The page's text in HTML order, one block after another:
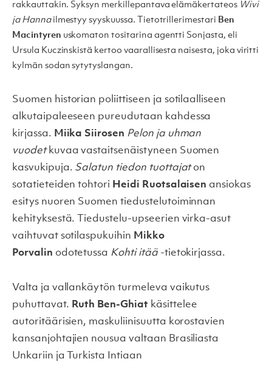
rakkauttakin. Syksyn merkillepantava elämäkertateos Wivi
ja Hanna ilmestyy syyskuussa. Tietotrillerimestari Ben
Macintyren uskomaton tositarina agentti Sonjasta, eli
Ursula Kuczinskistä kertoo vaarallisesta naisesta, joka viritti
kylmän sodan sytytyslangan.
Suomen historian poliittiseen ja sotilaalliseen
alkutaipaleeseen pureudutaan kahdessa
kirjassa. Miika Siirosen Pelon ja uhman
vuodet kuvaa vastaitsenäistyneen Suomen
kasvukipuja. Salatun tiedon tuottajat on
sotatieteiden tohtori Heidi Ruotsalaisen ansiokas
esitys nuoren Suomen tiedustelutoiminnan
kehityksestä. Tiedustelu-upseerien virka-asut
vaihtuvat sotilaspukuihin Mikko
Porvalin odotetussa Kohti itää -tietokirjassa.
Valta ja vallankäytön turmeleva vaikutus
puhuttavat. Ruth Ben-Ghiat käsittelee
autoritäärisien, maskuliinisuutta korostavien
kansanjohtajien nousua valtaan Brasiliasta
Unkariin ja Turkista Intiaan